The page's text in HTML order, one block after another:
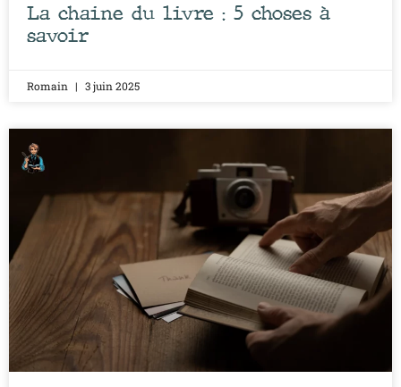
La chaine du livre : 5 choses à
savoir
Romain 3 juin 2025